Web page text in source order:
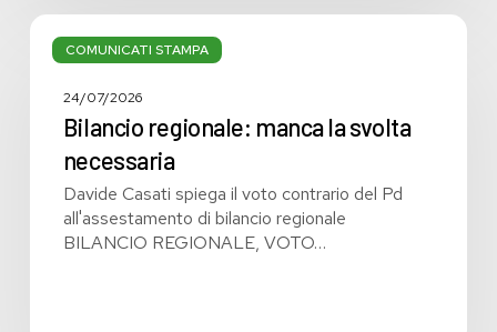
COMUNICATI STAMPA
Bilancio
regionale:
svolta
24/07/2026
Bilancio regionale: manca la svolta
necessaria
Davide Casati spiega il voto contrario del Pd
all'assestamento di bilancio regionale
BILANCIO REGIONALE, VOTO…